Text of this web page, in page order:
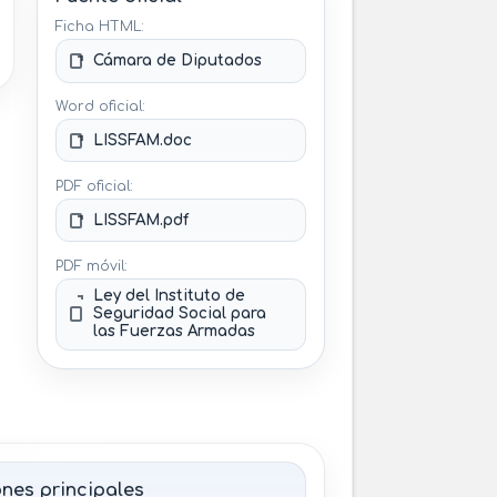
Ficha HTML:
Cámara de Diputados
Word oficial:
LISSFAM.doc
PDF oficial:
LISSFAM.pdf
PDF móvil:
Ley del Instituto de
Seguridad Social para
las Fuerzas Armadas
principales